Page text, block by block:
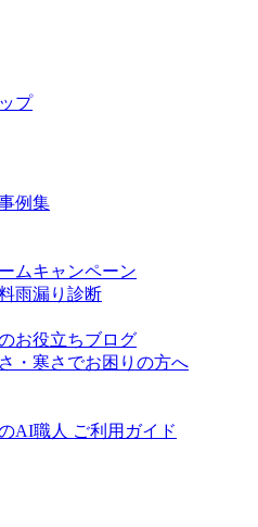
プ
例集
ムキャンペーン
雨漏り診断
お役立ちブログ
・寒さでお困りの方へ
AI職人 ご利用ガイド